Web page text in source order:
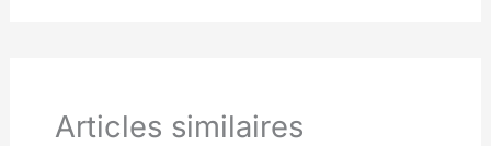
Articles similaires